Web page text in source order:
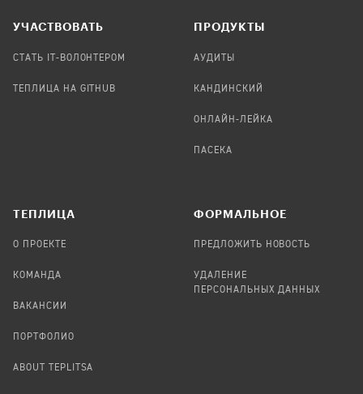
УЧАСТВОВАТЬ
СТАТЬ IT-ВОЛОНТЕРОМ
ТЕПЛИЦА НА GITHUB
ПРОДУКТЫ
АУДИТЫ
КАНДИНСКИЙ
ОНЛАЙН-ЛЕЙКА
ПАСЕКА
TЕПЛИЦА
О ПРОЕКТЕ
КОМАНДА
ВАКАНСИИ
ПОРТФОЛИО
ABOUT TEPLITSA
ФОРМАЛЬНОЕ
ПРЕДЛОЖИТЬ НОВОСТЬ
УДАЛЕНИЕ
ПЕРСОНАЛЬНЫХ ДАННЫХ